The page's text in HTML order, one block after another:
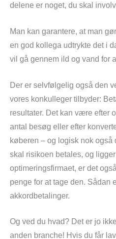
delene er noget, du skal
Man kan garantere, at man
en god kollega udtrykte det i
vil gå gennem ild og vand for
Der er selvfølgelig også den
vores konkulleger tilbyder:
resultater. Det kan være efter
antal besøg eller efter
køberen – og logisk nok også
skal risikoen betales, og
optimeringsfirmaet, er det
penge for at tage den. Sådan
akkordbetalinger.
Og ved du hvad? Det er jo
anden branche! Hvis du får